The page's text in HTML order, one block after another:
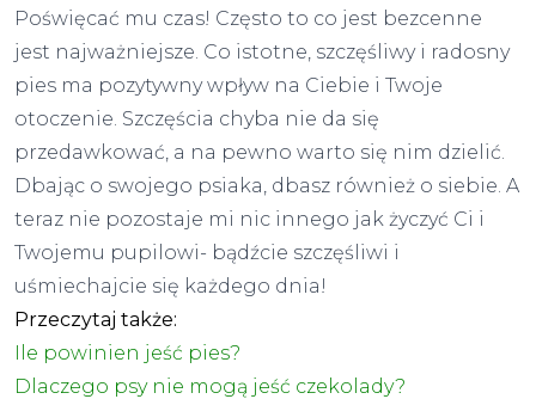
Poświęcać mu czas! Często to co jest bezcenne
jest najważniejsze. Co istotne, szczęśliwy i radosny
pies ma pozytywny wpływ na Ciebie i Twoje
otoczenie. Szczęścia chyba nie da się
przedawkować, a na pewno warto się nim dzielić.
Dbając o swojego psiaka, dbasz również o siebie. A
teraz nie pozostaje mi nic innego jak życzyć Ci i
Twojemu pupilowi- bądźcie szczęśliwi i
uśmiechajcie się każdego dnia!
Przeczytaj także:
Ile powinien jeść pies?
Dlaczego psy nie mogą jeść czekolady?